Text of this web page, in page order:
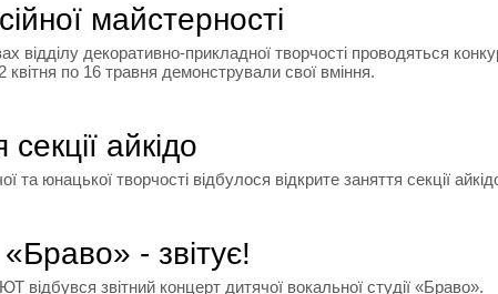
майстерності
декоративно-прикладної творчості проводяться
квітня по 16 травня демонстрували свої вміння.
айкідо
юнацької творчості відбулося відкрите заняття секції
- звітує!
звітний концерт дитячої вокальної студії «Браво».